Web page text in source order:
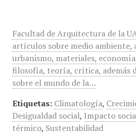
Facultad de Arquitectura de la
artículos sobre medio ambiente,
urbanismo, materiales,
filosofía, teoría, crítica, además
sobre el mundo de la…
Etiquetas: Climatología,
Desigualdad social, Impacto
térmico, Sustentabilidad